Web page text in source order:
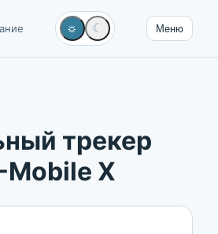
☼ ☾ Меню
трекер
X